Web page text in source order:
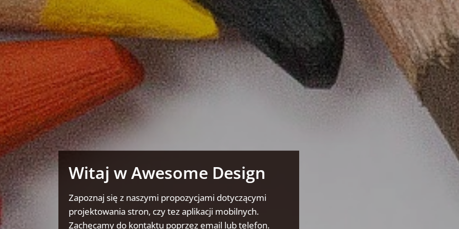
Witaj w Awesome Design
Zapoznaj się z naszymi propozycjami dotyczącymi
projektowania stron, czy tez aplikacji mobilnych.
Zachęcamy do kontaktu poprzez email lub telefon.